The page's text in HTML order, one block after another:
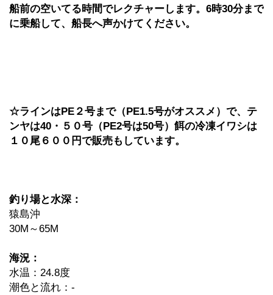
船前の空いてる時間でレクチャーします。6時30分まで
に乗船して、船長へ声かけてください。
☆ラインはPE２号まで（PE1.5号がオススメ）で、テ
ンヤは40・５０号（PE2号は50号）餌の冷凍イワシは
１０尾６００円で販売もしています。
釣り場と水深：
猿島沖
30M～65M
海況：
水温：24.8度
潮色と流れ：-